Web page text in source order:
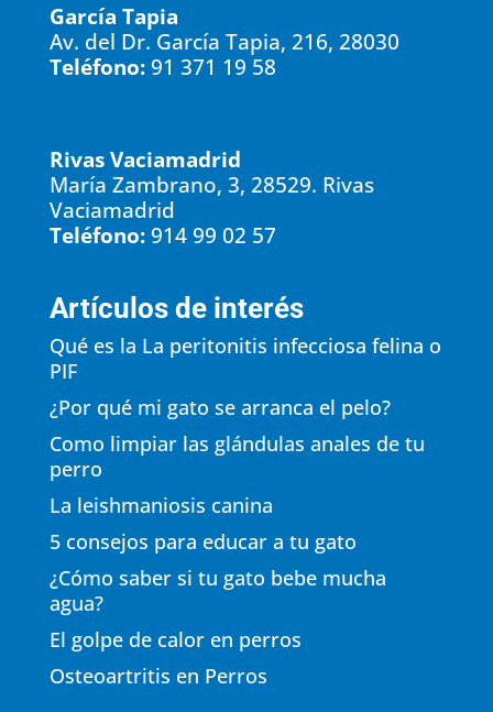
García Tapia
Av. del Dr. García Tapia, 216, 28030
Teléfono:91 371 19 58
Rivas Vaciamadrid
María Zambrano, 3, 28529. Rivas
Vaciamadrid
Teléfono:914 99 02 57
Artículos de interés
Qué es la La peritonitis infecciosa felina o
PIF
¿Por qué mi gato se arranca el pelo?
Como limpiar las glándulas anales de tu
perro
La leishmaniosis canina
5 consejos para educar a tu gato
¿Cómo saber si tu gato bebe mucha
agua?
El golpe de calor en perros
Osteoartritis en Perros